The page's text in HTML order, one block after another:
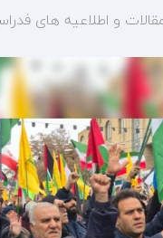
و اطلاعیه های